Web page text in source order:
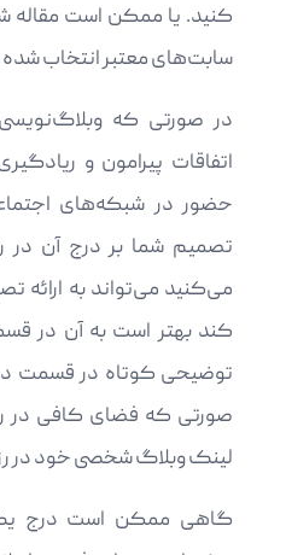
کنید. یا ممکن است مقاله
سابت‌های معتبر انتخاب شده
در صورتی که
اتفاقات پیرامون و
حضور در شبکه‌های
تصمیم شما بر درج آن
می‌کنید می‌تواند به ارائه
کند بهتر است به آن در
توضیحی کوتاه در قسمت
صورتی که فضای کافی در
لینک وبلاگ شخصی خود در
گاهی ممکن است درج